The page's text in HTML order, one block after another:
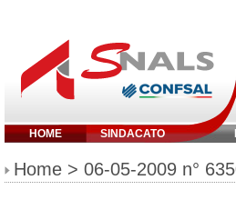
HOME SINDACATO
Inserisci
Home > 06-05-2009 n°